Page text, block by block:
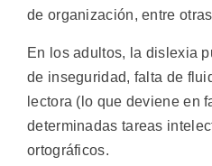
de organización, entre
En los adultos, la dislexia
de inseguridad, falta de
lectora (lo que deviene en
determinadas tareas
ortográficos.